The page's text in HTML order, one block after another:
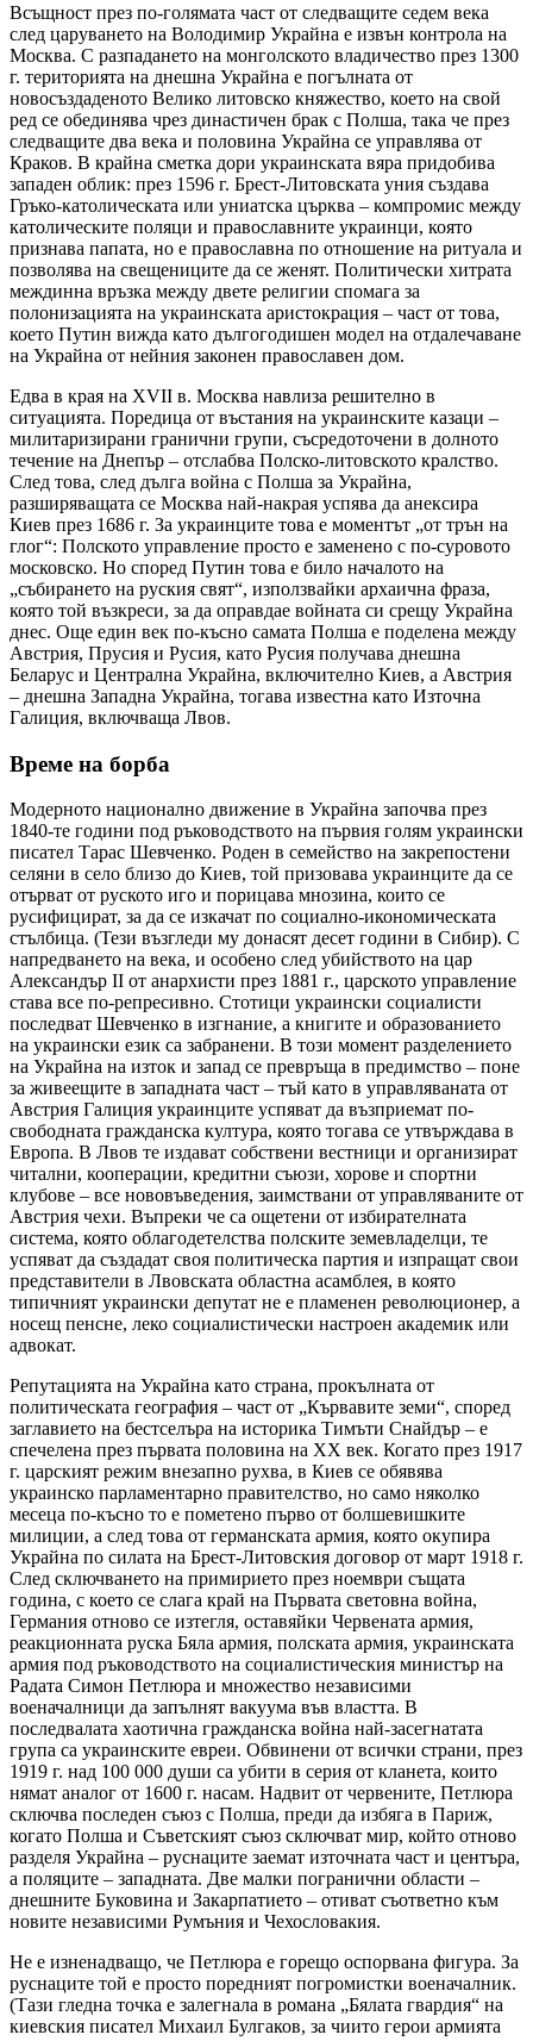
Всъщност през по-голямата част от следващите седем века
след царуването на Володимир Украйна е извън контрола на
Москва. С разпадането на монголското владичество през 1300
г. територията на днешна Украйна е погълната от
новосъздаденото Велико литовско княжество, което на свой
ред се обединява чрез династичен брак с Полша, така че през
следващите два века и половина Украйна се управлява от
Краков. В крайна сметка дори украинската вяра придобива
западен облик: през 1596 г. Брест-Литовската уния създава
Гръко-католическата или униатска църква – компромис между
католическите поляци и православните украинци, която
признава папата, но е православна по отношение на ритуала и
позволява на свещениците да се женят. Политически хитрата
междинна връзка между двете религии спомага за
полонизацията на украинската аристокрация – част от това,
което Путин вижда като дългогодишен модел на отдалечаване
на Украйна от нейния законен православен дом.
Едва в края на XVII в. Москва навлиза решително в
ситуацията. Поредица от въстания на украинските казаци –
милитаризирани гранични групи, съсредоточени в долното
течение на Днепър – отслабва Полско-литовското кралство.
След това, след дълга война с Полша за Украйна,
разширяващата се Москва най-накрая успява да анексира
Киев през 1686 г. За украинците това е моментът „от трън на
глог“: Полското управление просто е заменено с по-суровото
московско. Но според Путин това е било началото на
„събирането на руския свят“, използвайки архаична фраза,
която той възкреси, за да оправдае войната си срещу Украйна
днес. Още един век по-късно самата Полша е поделена между
Австрия, Прусия и Русия, като Русия получава днешна
Беларус и Централна Украйна, включително Киев, а Австрия
– днешна Западна Украйна, тогава известна като Източна
Галиция, включваща Лвов.
Време на борба
Модерното национално движение в Украйна започва през
1840-те години под ръководството на първия голям украински
писател Тарас Шевченко. Роден в семейство на закрепостени
селяни в село близо до Киев, той призовава украинците да се
отърват от руското иго и порицава мнозина, които се
русифицират, за да се изкачат по социално-икономическата
стълбица. (Тези възгледи му донасят десет години в Сибир). С
напредването на века, и особено след убийството на цар
Александър II от анархисти през 1881 г., царското управление
става все по-репресивно. Стотици украински социалисти
последват Шевченко в изгнание, а книгите и образованието
на украински език са забранени. В този момент разделението
на Украйна на изток и запад се превръща в предимство – поне
за живеещите в западната част – тъй като в управляваната от
Австрия Галиция украинците успяват да възприемат по-
свободната гражданска култура, която тогава се утвърждава в
Европа. В Лвов те издават собствени вестници и организират
читални, кооперации, кредитни съюзи, хорове и спортни
клубове – все нововъведения, заимствани от управляваните от
Австрия чехи. Въпреки че са ощетени от избирателната
система, която облагодетелства полските земевладелци, те
успяват да създадат своя политическа партия и изпращат свои
представители в Лвовската областна асамблея, в която
типичният украински депутат не е пламенен революционер, а
носещ пенсне, леко социалистически настроен академик или
адвокат.
Репутацията на Украйна като страна, прокълната от
политическата география – част от „Кървавите земи“, според
заглавието на бестселъра на историка Тимъти Снайдър – е
спечелена през първата половина на ХХ век. Когато през 1917
г. царският режим внезапно рухва, в Киев се обявява
украинско парламентарно правителство, но само няколко
месеца по-късно то е пометено първо от болшевишките
милиции, а след това от германската армия, която окупира
Украйна по силата на Брест-Литовския договор от март 1918 г.
След сключването на примирието през ноември същата
година, с което се слага край на Първата световна война,
Германия отново се изтегля, оставяйки Червената армия,
реакционната руска Бяла армия, полската армия, украинската
армия под ръководството на социалистическия министър на
Радата Симон Петлюра и множество независими
военачалници да запълнят вакуума във властта. В
последвалата хаотична гражданска война най-засегнатата
група са украинските евреи. Обвинени от всички страни, през
1919 г. над 100 000 души са убити в серия от кланета, които
нямат аналог от 1600 г. насам. Надвит от червените, Петлюра
сключва последен съюз с Полша, преди да избяга в Париж,
когато Полша и Съветският съюз сключват мир, който отново
разделя Украйна – руснаците заемат източната част и центъра,
а поляците – западната. Две малки погранични области –
днешните Буковина и Закарпатието – отиват съответно към
новите независими Румъния и Чехословакия.
Не е изненадващо, че Петлюра е горещо оспорвана фигура. За
руснаците той е просто поредният погромистки военачалник.
(Тази гледна точка е залегнала в романа „Бялата гвардия“ на
киевския писател Михаил Булгаков, за чиито герои армията